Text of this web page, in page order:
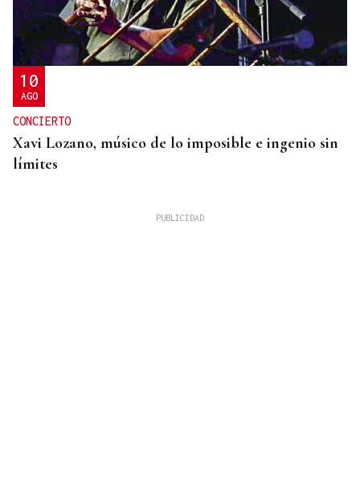
10
AGO
CONCIERTO
Xavi Lozano, músico de lo imposible e ingenio sin
límites